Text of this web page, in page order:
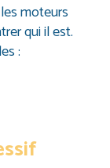
moteurs
qui il est.
: